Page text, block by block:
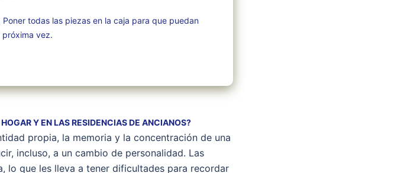
todas las piezas en la caja para que puedan
próxima vez.
Y EN LAS RESIDENCIAS DE ANCIANOS?
propia, la memoria y la concentración de una
incluso, a un cambio de personalidad. Las
lo que les lleva a tener dificultades para recordar